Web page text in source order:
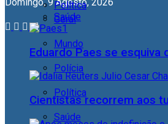
Geral
Mundo
Polícia
Política
Saúde
Política
Saúde
Eduardo Paes se esquiva
Cientistas recorrem aos